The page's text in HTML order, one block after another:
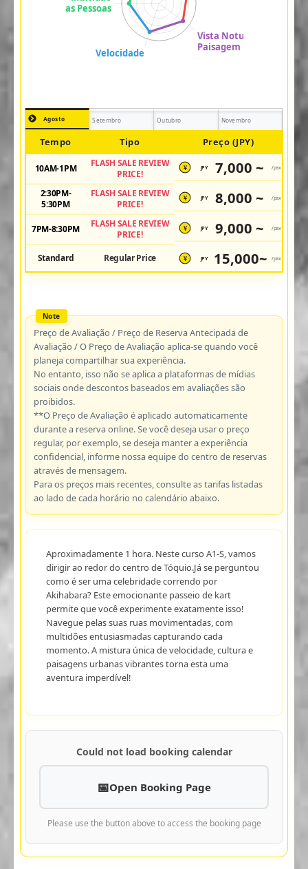
Agosto Setembro Outubro Novembro
Tempo Tipo Preço (JPY)
10AM-1PM
FLASH SALE REVIEW
PRICE!
¥ JPY 7,000 ~ /pax
2:30PM-
5:30PM
FLASH SALE REVIEW
PRICE!
¥ JPY 8,000 ~ /pax
7PM-8:30PM
FLASH SALE REVIEW
PRICE!
¥ JPY 9,000 ~ /pax
Standard Regular Price ¥ JPY 15,000~ /pax
Preço de Avaliação / Preço de Reserva Antecipada de
Avaliação / O Preço de Avaliação aplica-se quando você
planeja compartilhar sua experiência.
No entanto, isso não se aplica a plataformas de mídias
sociais onde descontos baseados em avaliações são
proibidos.
**O Preço de Avaliação é aplicado automaticamente
durante a reserva online. Se você deseja usar o preço
regular, por exemplo, se deseja manter a experiência
confidencial, informe nossa equipe do centro de reservas
através de mensagem.
Para os preços mais recentes, consulte as tarifas listadas
ao lado de cada horário no calendário abaixo.
Aproximadamente 1 hora. Neste curso A1-S, vamos
dirigir ao redor do centro de Tóquio.Já se perguntou
como é ser uma celebridade correndo por
Akihabara? Este emocionante passeio de kart
permite que você experimente exatamente isso!
Navegue pelas suas ruas movimentadas, com
multidões entusiasmadas capturando cada
momento. A mistura única de velocidade, cultura e
paisagens urbanas vibrantes torna esta uma
aventura imperdível!
Could not load booking calendar
Open Booking Page
Please use the button above to access the booking page